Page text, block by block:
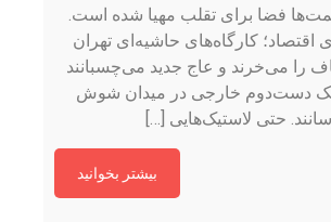
فضا برای تقلب مهیا شده است.
اقتصاد؛ کارگاه‌های حاشیه‌ای تهران
را می‌خرند و عاج جدید می‌چسبانند
دست‌دوم خارجی در میدان شوش
حتی لاستیک‌هایی […]
بیشتر بخوانید